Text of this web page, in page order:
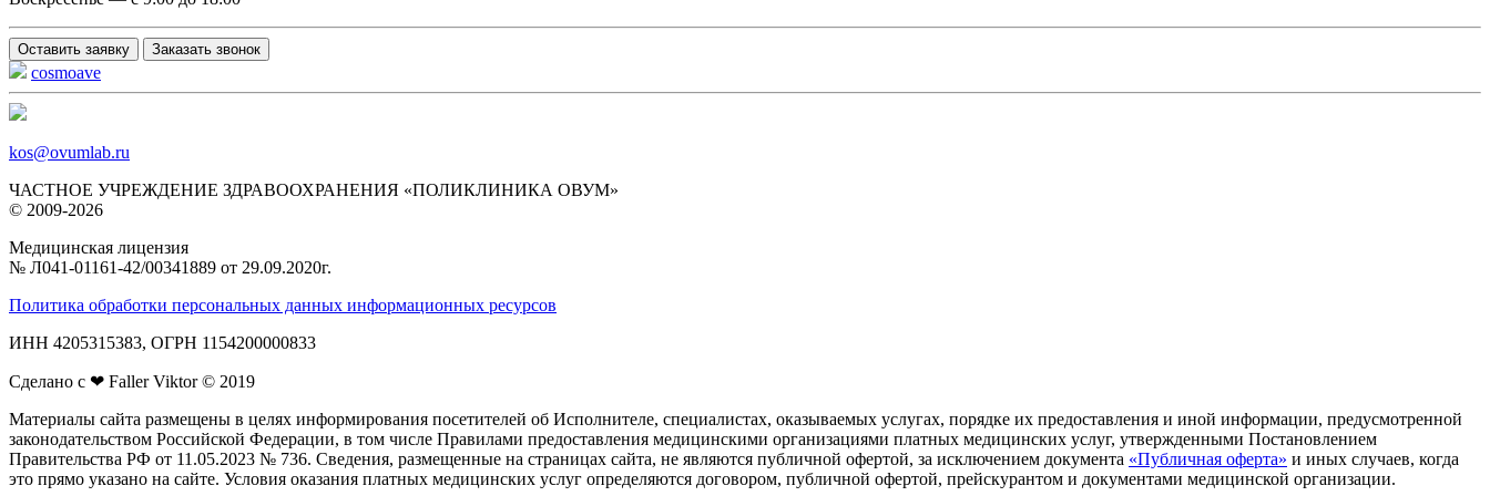
Оставить заявку Заказать звонок
cosmoave
kos@ovumlab.ru
ЧАСТНОЕ УЧРЕЖДЕНИЕ ЗДРАВООХРАНЕНИЯ «ПОЛИКЛИНИКА ОВУМ»
© 2009-2026
Медицинская лицензия
№ Л041‑01161‑42/00341889 от 29.09.2020г.
Политика обработки персональных данных информационных ресурсов
ИНН 4205315383, ОГРН 1154200000833
Сделано с ❤ Faller Viktor © 2019
Материалы сайта размещены в целях информирования посетителей об Исполнителе, специалистах, оказываемых услугах, порядке их предоставления и иной информации, предусмотренной
законодательством Российской Федерации, в том числе Правилами предоставления медицинскими организациями платных медицинских услуг, утвержденными Постановлением
Правительства РФ от 11.05.2023 № 736. Сведения, размещенные на страницах сайта, не являются публичной офертой, за исключением документа «Публичная оферта» и иных случаев, когда
это прямо указано на сайте. Условия оказания платных медицинских услуг определяются договором, публичной офертой, прейскурантом и документами медицинской организации.